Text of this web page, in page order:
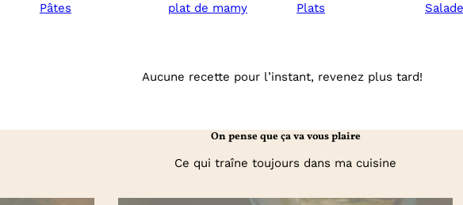
Pâtes
plat de mamy Plats Salade
Aucune recette pour l’instant, revenez plus tard!
On pense que ça va vous plaire
Ce qui traîne toujours dans ma cuisine